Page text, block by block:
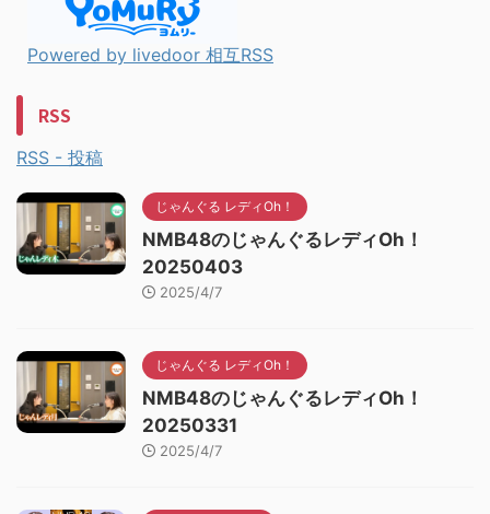
Powered by livedoor 相互RSS
RSS
RSS - 投稿
じゃんぐる レディOh！
NMB48のじゃんぐるレディOh！
20250403
2025/4/7
じゃんぐる レディOh！
NMB48のじゃんぐるレディOh！
20250331
2025/4/7